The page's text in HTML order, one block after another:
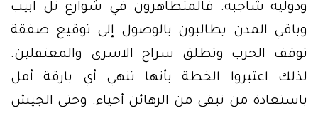
ودولية شاجبه. فالمتظاهرون في شوارع تل ابيب
وباقي المدن يطالبون بالوصول إلى توقيع صفقة
توقف الحرب وتطلق سراح الاسرى والمعتقلين.
لذلك اعتبروا الخطة بأنها تنهي أي بارقة أمل
باستعادة من تبقى من الرهائن أحياء. وحتى الجيش